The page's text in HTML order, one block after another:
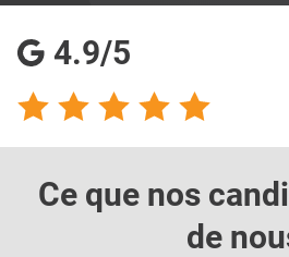
4.9/5
Ce que nos
de